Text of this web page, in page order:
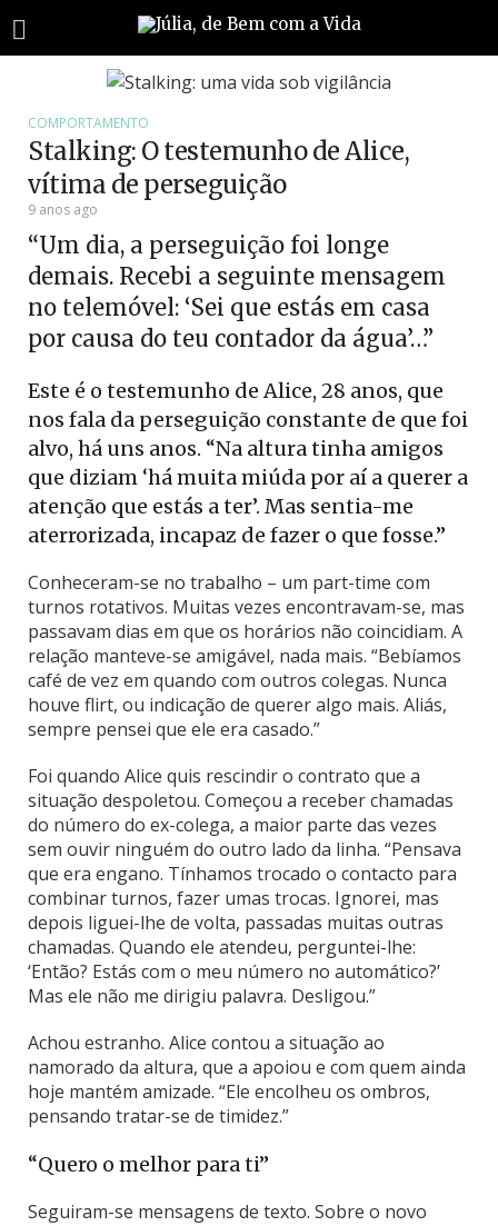
COMPORTAMENTO
Stalking: O testemunho de Alice,
vítima de perseguição
9 anos ago
“Um dia, a perseguição foi longe
demais. Recebi a seguinte mensagem
no telemóvel: ‘Sei que estás em casa
por causa do teu contador da água’…”
Este é o testemunho de Alice, 28 anos, que
nos fala da perseguição constante de que foi
alvo, há uns anos. “Na altura tinha amigos
que diziam ‘há muita miúda por aí a querer a
atenção que estás a ter’. Mas sentia-me
aterrorizada, incapaz de fazer o que fosse.”
Conheceram-se no trabalho – um part-time com
turnos rotativos. Muitas vezes encontravam-se, mas
passavam dias em que os horários não coincidiam. A
relação manteve-se amigável, nada mais. “Bebíamos
café de vez em quando com outros colegas. Nunca
houve flirt, ou indicação de querer algo mais. Aliás,
sempre pensei que ele era casado.”
Foi quando Alice quis rescindir o contrato que a
situação despoletou. Começou a receber chamadas
do número do ex-colega, a maior parte das vezes
sem ouvir ninguém do outro lado da linha. “Pensava
que era engano. Tínhamos trocado o contacto para
combinar turnos, fazer umas trocas. Ignorei, mas
depois liguei-lhe de volta, passadas muitas outras
chamadas. Quando ele atendeu, perguntei-lhe:
‘Então? Estás com o meu número no automático?’
Mas ele não me dirigiu palavra. Desligou.”
Achou estranho. Alice contou a situação ao
namorado da altura, que a apoiou e com quem ainda
hoje mantém amizade. “Ele encolheu os ombros,
pensando tratar-se de timidez.”
“Quero o melhor para ti”
Seguiram-se mensagens de texto. Sobre o novo